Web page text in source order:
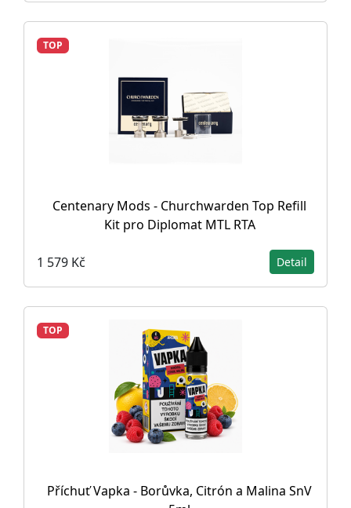
TOP
Centenary Mods - Churchwarden Top Refill
Kit pro Diplomat MTL RTA
1 579 Kč Detail
TOP
Příchuť Vapka - Borůvka, Citrón a Malina SnV